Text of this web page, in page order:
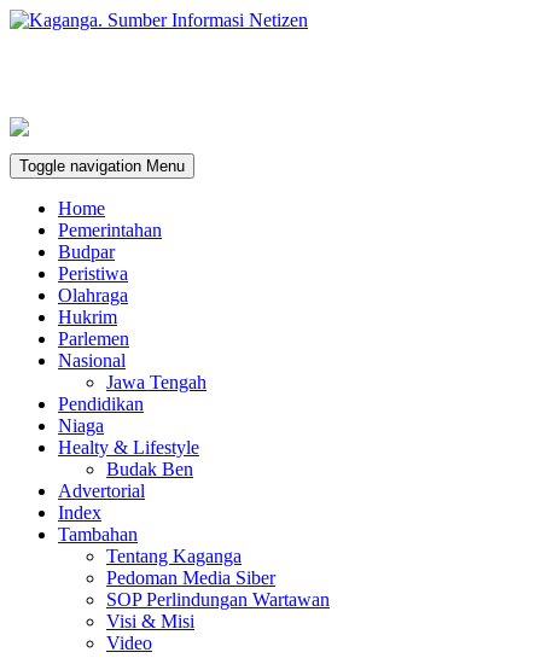
Toggle navigation Menu
Home
Pemerintahan
Budpar
Peristiwa
Olahraga
Hukrim
Parlemen
Nasional
Jawa Tengah
Pendidikan
Niaga
Healty & Lifestyle
Budak Ben
Advertorial
Index
Tambahan
Tentang Kaganga
Pedoman Media Siber
SOP Perlindungan Wartawan
Visi & Misi
Video